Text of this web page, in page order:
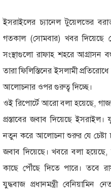
ইসরাইলের চ্যানেল টুয়েলভের বরাত
গতকাল (সোমবার) খবর দিয়েছে
সংস্থাগুলো রাফাহ শহরে আগ্রাসন
তারা ফিলিস্তিনের ইসলামী
আলোচনার ওপর গুরুত্ব দিচ্ছে।
ওই রিপোর্টে আরো বলা হয়েছে,
প্রস্তাবের জবাব দিয়েছে ইসরাইল।
নতুন করে আলোচনা শুরুর যে চেষ্টা
জবাব দিয়েছে। খবরে বলা হয়েছে,
কাছে পৌঁছে দিতে পারে। তবে
যুদ্ধবাজ প্রধানমন্ত্রী বেনিয়ামিন